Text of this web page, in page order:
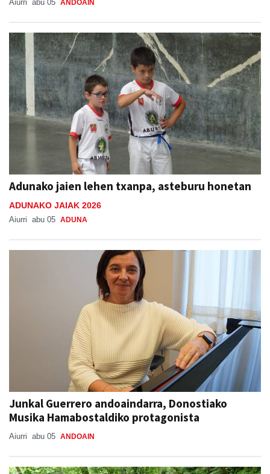
Aiurri abu 05 ANDOAIN
Adunako jaien lehen txanpa, asteburu honetan
ADUNAKO JAIAK 2026
Aiurri abu 05 ADUNA
Junkal Guerrero andoaindarra, Donostiako
Musika Hamabostaldiko protagonista
Aiurri abu 05 ANDOAIN